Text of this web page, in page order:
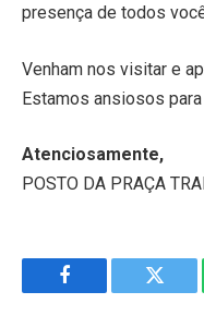
presença de todos
Venham nos visitar e
Estamos ansiosos
Atenciosamente,
POSTO DA PRAÇA
Facebook